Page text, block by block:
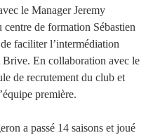
le Manager Jeremy
de formation Sébastien
faciliter l’intermédiation
En collaboration avec le
de recrutement du club et
première.
a passé 14 saisons et joué